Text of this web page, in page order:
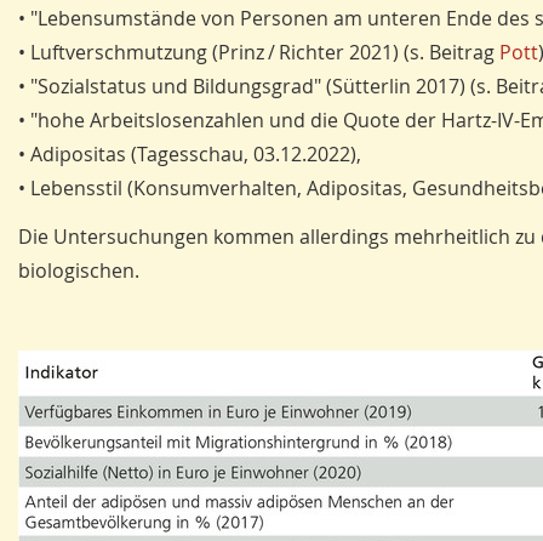
• "Lebensumstände von Personen am unteren Ende
• Luftverschmutzung (Prinz / Richter 2021) (s. Beitrag Pott
• "Sozialstatus und Bildungsgrad" (Sütterlin 2017) (s.
• "hohe Arbeitslosenzahlen und die Quote der Hartz-IV-
• Adipositas (Tagesschau, 03.12.2022),
• Lebensstil (Konsumverhalten, Adipositas,
Die Untersuchungen kommen allerdings mehrheitlich
biologischen.